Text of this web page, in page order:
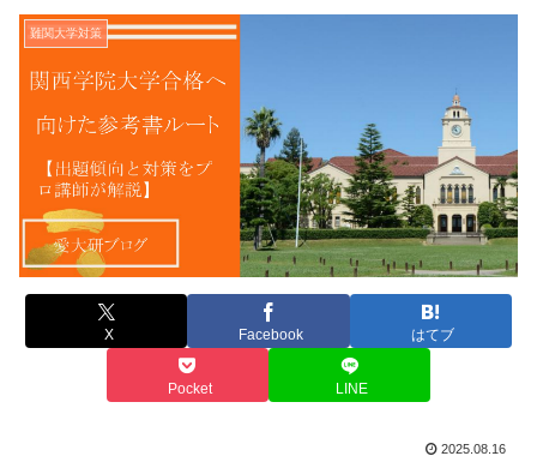
難関大学対策
X Facebook はてブ
Pocket LINE
2025.08.16